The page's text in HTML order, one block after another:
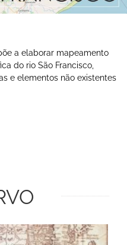
a elaborar mapeamento
do rio São Francisco,
e elementos não existentes